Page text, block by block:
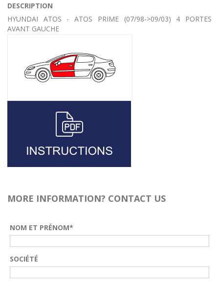
DESCRIPTION
HYUNDAI ATOS - ATOS PRIME (07/98->09/03) 4 PORTES
AVANT GAUCHE
MORE INFORMATION? CONTACT US
NOM ET PRÉNOM*
SOCIÉTÉ